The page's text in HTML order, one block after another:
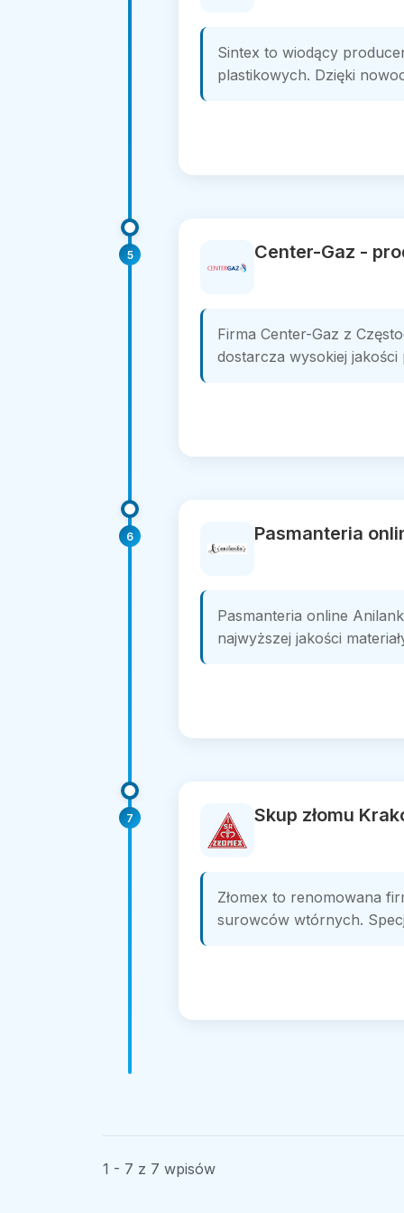
Sintex to wiodący
plastikowych. Dzięki
5 Center-Gaz -
Firma Center-Gaz z
dostarcza wysokiej
6 Pasmanteria
Pasmanteria online
najwyższej jakości
7 Skup złomu
Złomex to renomowana
surowców wtórnych.
1 - 7 z 7 wpisów